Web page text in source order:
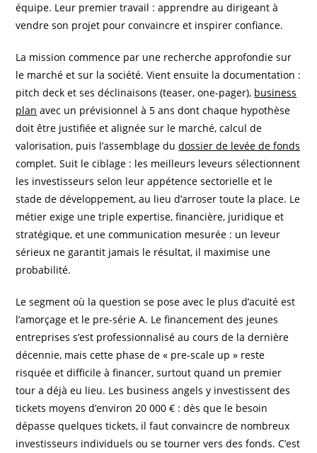
équipe. Leur premier travail : apprendre au dirigeant à
vendre son projet pour convaincre et inspirer confiance.
La mission commence par une recherche approfondie sur
le marché et sur la société. Vient ensuite la documentation :
pitch deck et ses déclinaisons (teaser, one-pager), business
plan avec un prévisionnel à 5 ans dont chaque hypothèse
doit être justifiée et alignée sur le marché, calcul de
valorisation, puis l’assemblage dudossier de levée de fonds
complet. Suit le ciblage : les meilleurs leveurs sélectionnent
les investisseurs selon leur appétence sectorielle et le
stade de développement, au lieu d’arroser toute la place. Le
métier exige une triple expertise, financière, juridique et
stratégique, et une communication mesurée : un leveur
sérieux ne garantit jamais le résultat, il maximise une
probabilité.
Le segment où la question se pose avec le plus d’acuité est
l’amorçage et le pre-série A. Le financement des jeunes
entreprises s’est professionnalisé au cours de la dernière
décennie, mais cette phase de « pre-scale up » reste
risquée et difficile à financer, surtout quand un premier
tour a déjà eu lieu. Les business angels y investissent des
tickets moyens d’environ 20 000 € : dès que le besoin
dépasse quelques tickets, il faut convaincre de nombreux
investisseurs individuels ou se tourner vers des fonds. C’est